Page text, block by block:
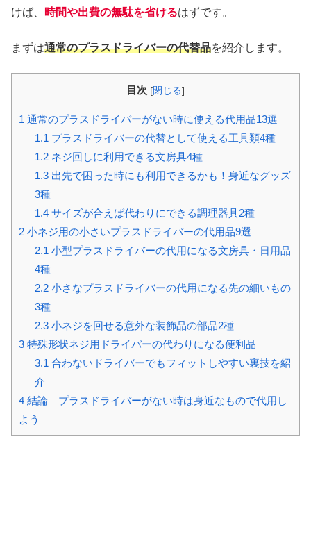
けば、
時間や出費の無駄を省けるはずです。
まずは通常のプラスドライバーの代替品を紹介します。
目次 [閉じる]
1 通常のプラスドライバーがない時に使える代用品13選
1.1 プラスドライバーの代替として使える工具類4種
1.2ネジ回しに利用できる文房具4種
1.3出先で困った時にも利用できるかも！身近なグッズ
3種
1.4サイズが合えば代わりにできる調理器具2種
2 小ネジ用の小さいプラスドライバーの代用品9選
2.1 小型プラスドライバーの代用になる文房具・日用品
4種
2.2小さなプラスドライバーの代用になる先の細いもの
3種
2.3小ネジを回せる意外な装飾品の部品2種
3 特殊形状ネジ用ドライバーの代わりになる便利品
3.1 合わないドライバーでもフィットしやすい裏技を紹
介
4 結論｜プラスドライバーがない時は身近なもので代用し
よう